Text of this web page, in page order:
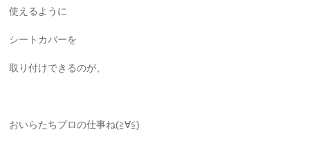
使えるように
シートカバーを
取り付けできるのが、
おいらたちプロの仕事ね(≧∀≦)